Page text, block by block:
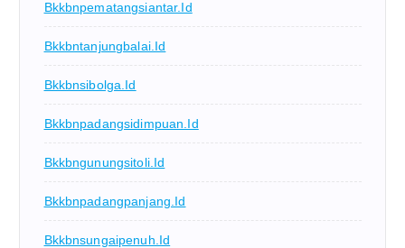
Bkkbnpematangsiantar.id
Bkkbntanjungbalai.id
Bkkbnsibolga.id
Bkkbnpadangsidimpuan.id
Bkkbngunungsitoli.id
Bkkbnpadangpanjang.id
Bkkbnsungaipenuh.id